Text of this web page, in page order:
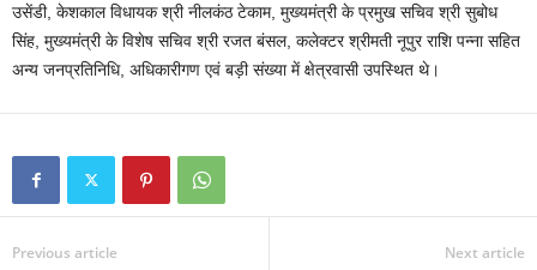
उसेंडी, केशकाल विधायक श्री नीलकंठ टेकाम, मुख्यमंत्री के प्रमुख सचिव श्री सुबोध
सिंह, मुख्यमंत्री के विशेष सचिव श्री रजत बंसल, कलेक्टर श्रीमती नूपुर राशि पन्ना सहित
अन्य जनप्रतिनिधि, अधिकारीगण एवं बड़ी संख्या में क्षेत्रवासी उपस्थित थे।
Previous article Next article